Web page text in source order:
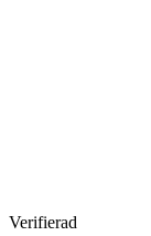
Verifierad